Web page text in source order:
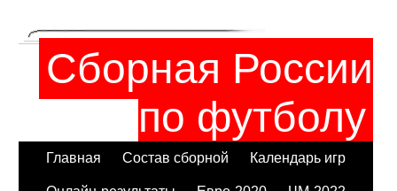
Сборная России
по футболу
Главная Состав сборной Календарь игр